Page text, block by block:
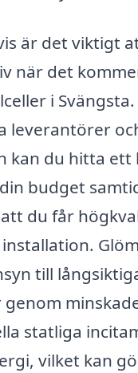
är det viktigt
när det
i
leverantörer
kan du hitta ett
budget
du får
till
statliga
vilket kan